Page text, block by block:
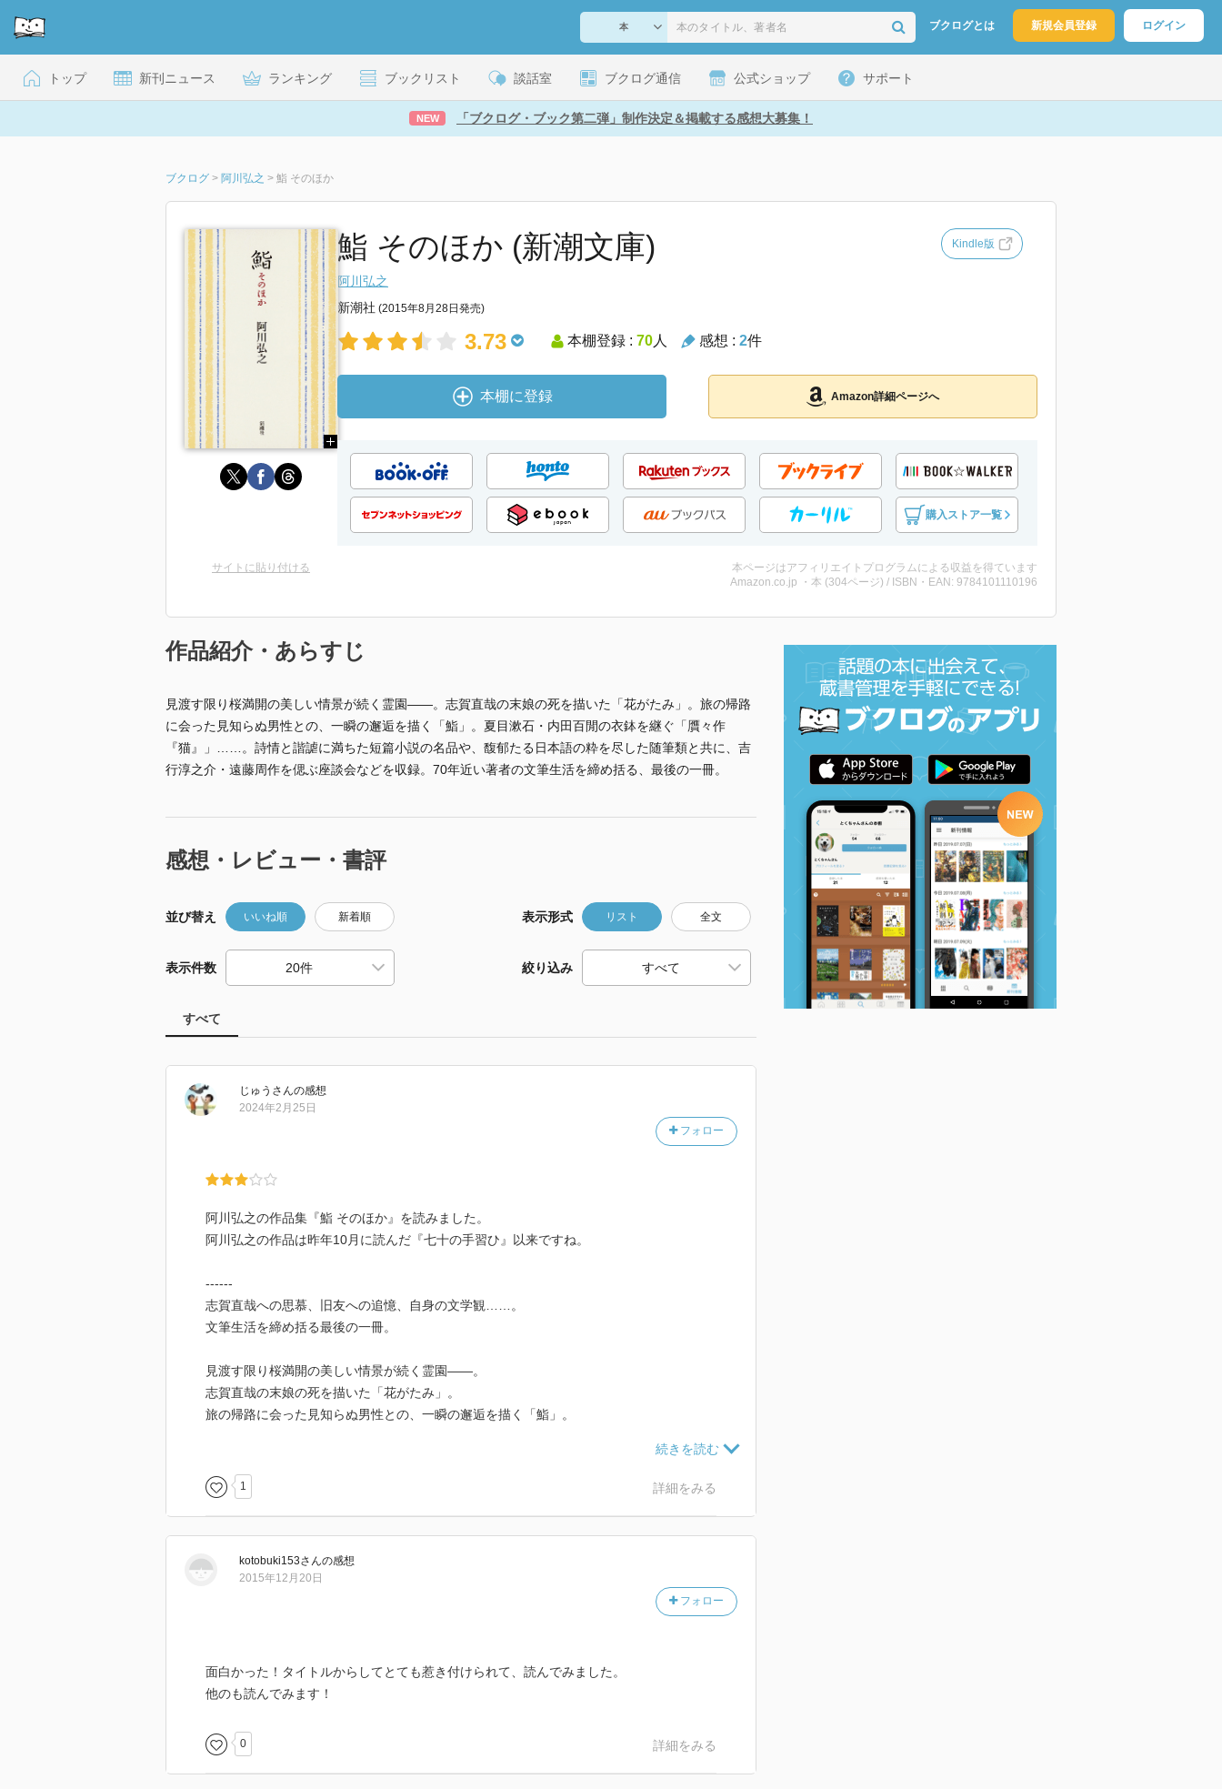
ブクログとは 新規会員登録 ログイン
トップ 新刊ニュース ランキング ブックリスト 談話室 ブクログ通信 公式ショップ サポート
NEW 「ブクログ・ブック第二弾」制作決定＆掲載する感想大募集！
ブクログ > 阿川弘之 > 鮨 そのほか
鮨 そのほか (新潮文庫) Kindle版
阿川弘之
新潮社 (2015年8月28日発売)
3.73 本棚登録 : 70人 感想 : 2件
本棚に登録 Amazon詳細ページへ
購入ストア一覧
サイトに貼り付ける
本ページはアフィリエイトプログラムによる収益を得ています
Amazon.co.jp ・本 (304ページ) / ISBN・EAN: 9784101110196
作品紹介・あらすじ
見渡す限り桜満開の美しい情景が続く霊園――。志賀直哉の末娘の死を描いた「花がたみ」。旅の帰路
に会った見知らぬ男性との、一瞬の邂逅を描く「鮨」。夏目漱石・内田百閒の衣鉢を継ぐ「贋々作
『猫』」……。詩情と諧謔に満ちた短篇小説の名品や、馥郁たる日本語の粋を尽した随筆類と共に、吉
行淳之介・遠藤周作を偲ぶ座談会などを収録。70年近い著者の文筆生活を締め括る、最後の一冊。
感想・レビュー・書評
並び替え いいね順 新着順 表示形式 リスト 全文
表示件数 絞り込み
すべて
じゅう さんの感想
フォロー
2024年2月25日
阿川弘之の作品集『鮨 そのほか』を読みました。
阿川弘之の作品は昨年10月に読んだ『七十の手習ひ』以来ですね。
------
志賀直哉への思慕、旧友への追憶、自身の文学観……。
文筆生活を締め括る最後の一冊。
見渡す限り桜満開の美しい情景が続く霊園――。
志賀直哉の末娘の死を描いた「花がたみ」。
旅の帰路に会った見知らぬ男性との、一瞬の邂逅を描く「鮨」。
詩情と諧謔に満ちた短篇小説の名品や、馥郁たる日本語の粋を尽した随筆類と共に、吉行
淳之介・遠藤周作を偲ぶ座談会などを収録。
70年近い著者の文筆生活を締め括る、最後の一冊。
2013年（平成25年）に刊行された作品……引退宣言後の刊行で、で未刊行だった作品集
■贋々作『猫』
* * *
■四十四年目のマンボウ航路
1 詳細をみる
kotobuki153さんの感想
フォロー
2015年12月20日
面白かった！タイトルからしてとても惹き付けられて、読んでみました。
他のも読んでみます！
0 詳細をみる